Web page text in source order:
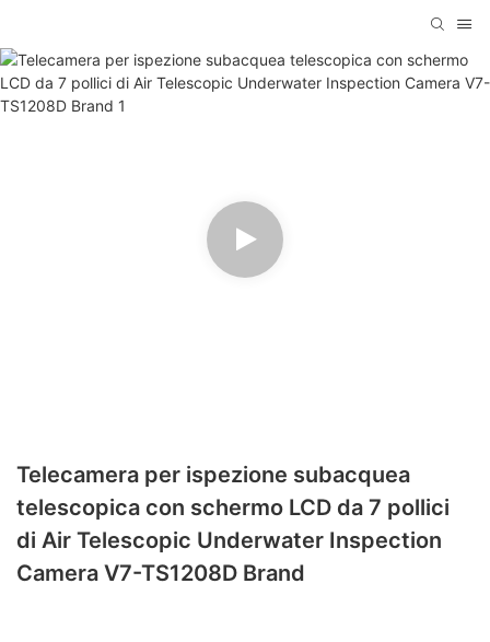
Telecamera per ispezione subacquea
telescopica con schermo LCD da 7 pollici
di Air Telescopic Underwater Inspection
Camera V7-TS1208D Brand